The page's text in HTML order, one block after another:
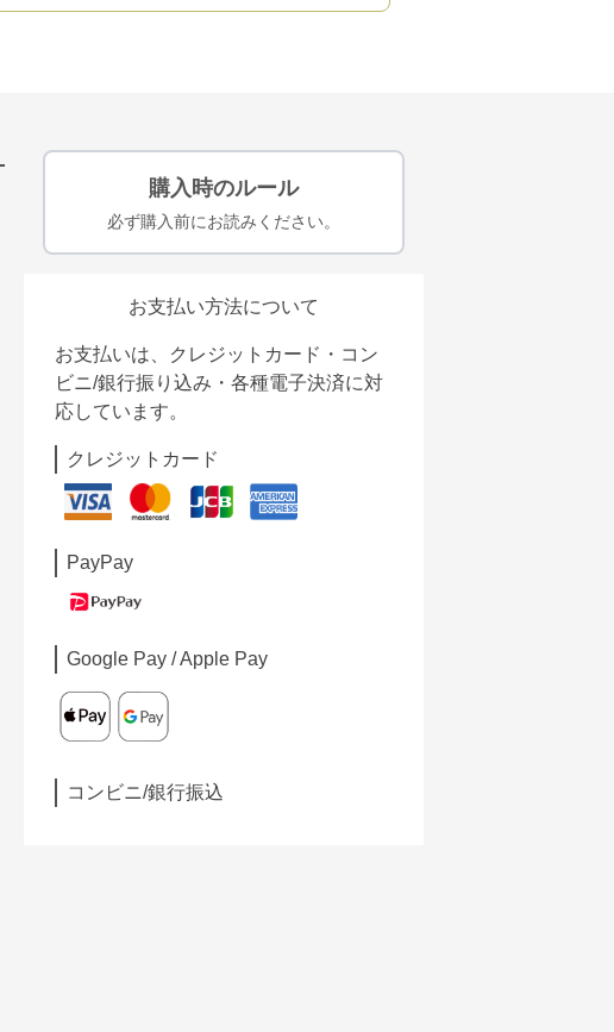
購入時のルール
必ず購入前にお読みください。
お支払い方法について
お支払いは、クレジットカード・コン
ビニ/銀行振り込み・各種電子決済に対
応しています。
クレジットカード
PayPay
Google Pay / Apple Pay
コンビニ/銀行振込